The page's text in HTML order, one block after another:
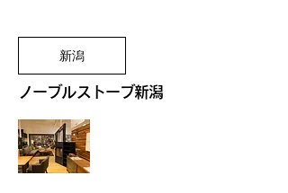
新潟
ノーブルストーブ新潟